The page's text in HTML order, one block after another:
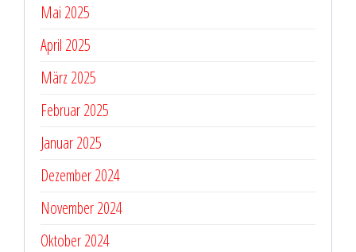
Mai 2025
April 2025
März 2025
Februar 2025
Januar 2025
Dezember 2024
November 2024
Oktober 2024